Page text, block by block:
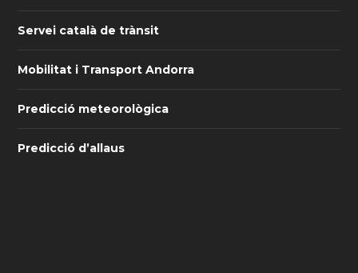
Servei català de trànsit
Mobilitat i Transport Andorra
Predicció meteorològica
Predicció d’allaus